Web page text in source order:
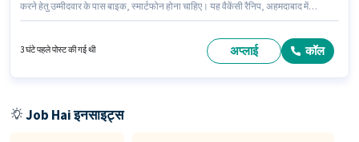
करने हेतु उम्मीदवार के पास बाइक, स्मार्टफोन होना चाहिए। यह वैकेंसी रैनिप, अहमदाबाद में
आवेदक के पास लीड जनरेशन, प्रोडक्ट डेमो, वायरिंग, एरिया नॉलेज जैसी स्किल्स होनी
3 घंटे पहले पोस्ट की गई थी अप्लाई कॉल
Job Hai इनसाइट्स